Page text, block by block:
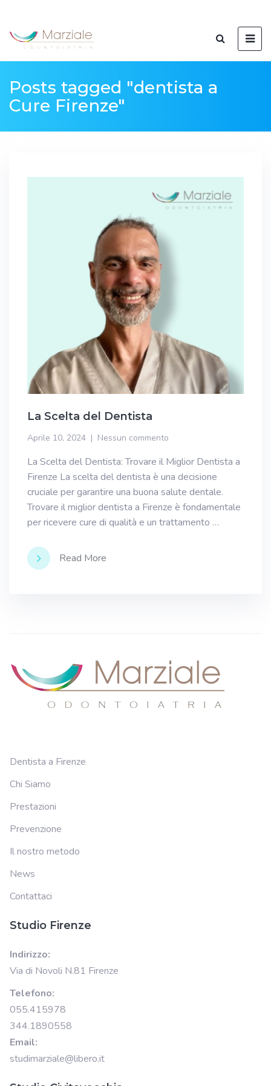
Posts tagged "dentista a
Cure Firenze"
La Scelta del Dentista
Aprile 10, 2024 Nessun commento
La Scelta del Dentista: Trovare il Miglior Dentista a
Firenze La scelta del dentista è una decisione
cruciale per garantire una buona salute dentale.
Trovare il miglior dentista a Firenze è fondamentale
per ricevere cure di qualità e un trattamento …
Read More
Dentista a Firenze
Chi Siamo
Prestazioni
Prevenzione
Il nostro metodo
News
Contattaci
Studio Firenze
Indirizzo:
Via di Novoli N.81 Firenze
Telefono:
055.415978
344.1890558
Email:
studimarziale@libero.it